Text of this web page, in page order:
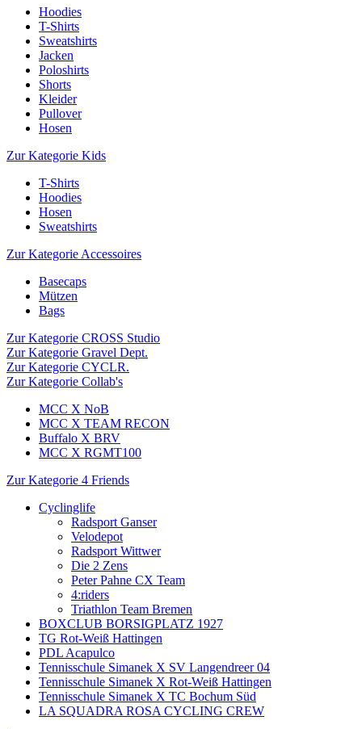
Hoodies
T-Shirts
Sweatshirts
Jacken
Poloshirts
Shorts
Kleider
Pullover
Hosen
Zur Kategorie Kids
T-Shirts
Hoodies
Hosen
Sweatshirts
Zur Kategorie Accessoires
Basecaps
Mützen
Bags
Zur Kategorie CROSS Studio
Zur Kategorie Gravel Dept.
Zur Kategorie CYCLR.
Zur Kategorie Collab's
MCC X NoB
MCC X TEAM RECON
Buffalo X BRV
MCC X RGMT100
Zur Kategorie 4 Friends
Cyclinglife
Radsport Ganser
Velodepot
Radsport Wittwer
Die 2 Zens
Peter Pahne CX Team
4:riders
Triathlon Team Bremen
BOXCLUB BORSIGPLATZ 1927
TG Rot-Weiß Hattingen
PDL Acapulco
Tennisschule Simanek X SV Langendreer 04
Tennisschule Simanek X Rot-Weiß Hattingen
Tennisschule Simanek X TC Bochum Süd
LA SQUADRA ROSA CYCLING CREW